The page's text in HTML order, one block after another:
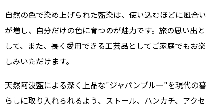
自然の色で染め上げられた藍染は、使い込むほどに風合い
が増し、自分だけの色に育つのが魅力です。旅の思い出と
して、また、長く愛用できる工芸品としてご家庭でもお楽
しみいただけます。
天然阿波藍による深く上品な"ジャパンブルー"を現代の暮
らしに取り入れられるよう、ストール、ハンカチ、アクセ